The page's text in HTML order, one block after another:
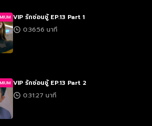
VIP รักซ่อนชู้ EP.13 Part 1
0:36:56 นาที
VIP รักซ่อนชู้ EP.13 Part 2
0:31:27 นาที